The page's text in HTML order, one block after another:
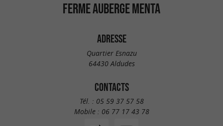
FERME AUBERGE MENTA
ADRESSE
Quartier Esnazu
64430 Aldudes
CONTACTS
Tél. : 05 59 37 57 58
Mobile : 06 77 17 43 78